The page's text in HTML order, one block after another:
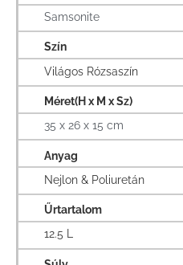
Samsonite
Szín
Világos Rózsaszín
Méret(H x M x Sz)
35 x 26 x 15 cm
Anyag
Nejlon & Poliuretán
Űrtartalom
12.5 L